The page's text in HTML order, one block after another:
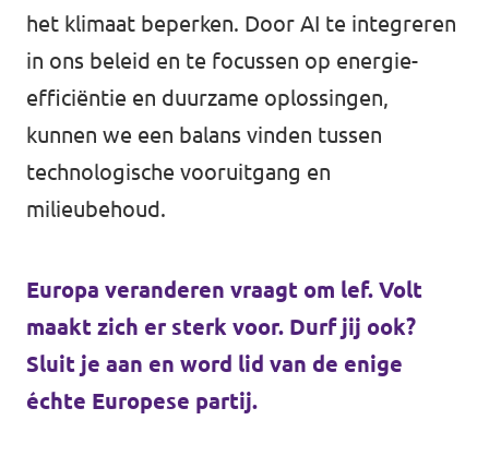
het klimaat beperken. Door AI te integreren
in ons beleid en te focussen op energie-
efficiëntie en duurzame oplossingen,
kunnen we een balans vinden tussen
technologische vooruitgang en
milieubehoud.
Europa veranderen vraagt om lef. Volt
maakt zich er sterk voor. Durf jij ook?
Sluit je aan en word lid van de enige
échte Europese partij.